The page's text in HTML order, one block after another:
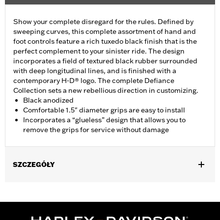
Show your complete disregard for the rules. Defined by
sweeping curves, this complete assortment of hand and
foot controls feature a rich tuxedo black finish that is the
perfect complement to your sinister ride. The design
incorporates a field of textured black rubber surrounded
with deep longitudinal lines, and is finished with a
contemporary H-D® logo. The complete Defiance
Collection sets a new rebellious direction in customizing.
Black anodized
Comfortable 1.5" diameter grips are easy to install
Incorporates a “glueless” design that allows you to
remove the grips for service without damage
SZCZEGÓŁY
Installation Instructions